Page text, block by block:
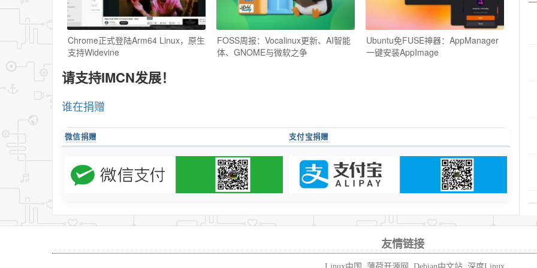
Chrome正式登陆Arm64 Linux，原生
支持Widevine
FOSS周报：Vocalinux更新、AI智能
体、GNOME与微软之争
Ubuntu免FUSE神器：AppManager
一键安装AppImage
请支持IMCN发展！
谁在捐赠
微信捐赠 支付宝捐赠
友情链接